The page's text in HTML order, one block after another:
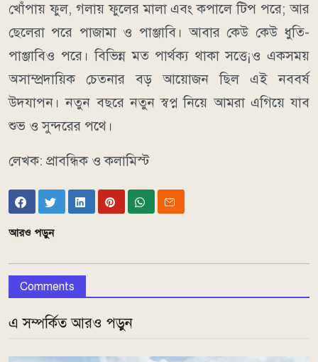
খোঁপায় ফুল, গলায় ফুলের মালা এবং কপালে টিপ পরে; আর
ছেলেরা পরে পাজামা ও পাঞ্জাবি। আবার কেউ কেউ ধুতি-
পাঞ্জাবিও পরে। বিভিন্ন মত পার্থক্য থাকা সত্তে¡ও একসময়
অসাম্প্রদায়িক চেতনার বড় আয়োজন ছিল এই নববর্ষ
উদযাপন। নতুন বছরে নতুন স্বপ্ন নিয়ে আমরা এগিয়ে যাব
শুভ ও সুন্দরের পথে।
লেখক: প্রাবন্ধিক ও কলামিস্ট
আরও পড়ুন
Comments
এ সম্পর্কিত আরও পড়ুন